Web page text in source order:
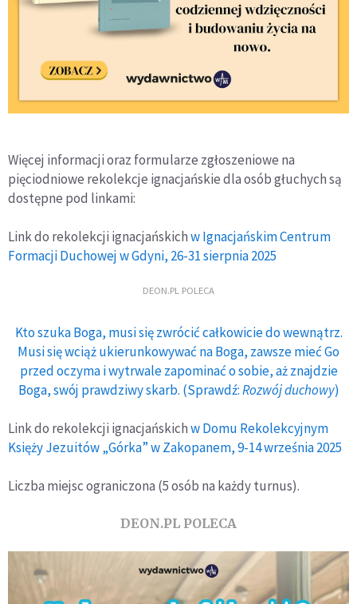
Więcej informacji oraz formularze zgłoszeniowe na
pięciodniowe rekolekcje ignacjańskie dla osób głuchych są
dostępne pod linkami:
Link do rekolekcji ignacjańskichw Ignacjańskim Centrum
Formacji Duchowej w Gdyni, 26-31 sierpnia 2025
DEON.PL POLECA
Kto szuka Boga, musi się zwrócić całkowicie do wewnątrz.
Musi się wciąż ukierunkowywać na Boga, zawsze mieć Go
przed oczyma i wytrwale zapominać o sobie, aż znajdzie
Boga, swój prawdziwy skarb. (Sprawdź:Rozwój duchowy)
Link do rekolekcji ignacjańskichw Domu Rekolekcyjnym
Księży Jezuitów „Górka” w Zakopanem, 9-14 września 2025
Liczba miejsc ograniczona (5 osób na każdy turnus).
DEON.PL POLECA